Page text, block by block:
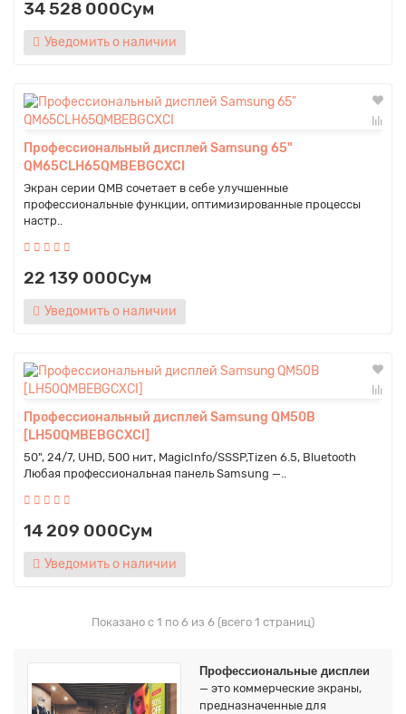
34 528 000Сум
Уведомить о наличии
Профессиональный дисплей Samsung 65"
QM65CLH65QMBEBGCXCI
Экран серии QMB сочетает в себе улучшенные
профессиональные функции, оптимизированные процессы
настр..
22 139 000Сум
Уведомить о наличии
Профессиональный дисплей Samsung QM50B
[LH50QMBEBGCXCI]
50", 24/7, UHD, 500 нит, MagicInfo/SSSP,Tizen 6.5, Bluetooth
Любая профессиональная панель Samsung —..
14 209 000Сум
Уведомить о наличии
Показано с 1 по 6 из 6 (всего 1 страниц)
Профессиональные дисплеи
— это коммерческие экраны,
предназначенные для